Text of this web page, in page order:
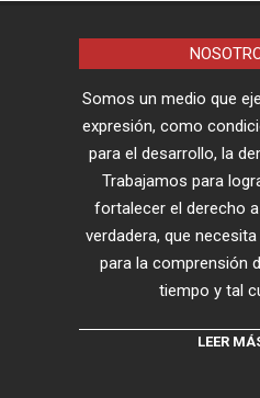
Somos un medio que
expresión, como
para el desarrollo, la
Trabajamos para
fortalecer el derecho
verdadera, que
para la comprensión
tiempo y tal
LEER